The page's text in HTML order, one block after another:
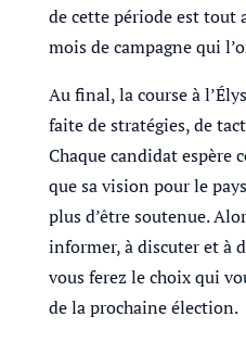
de cette période est tout
mois de campagne qui
Au final, la course à
faite de stratégies, de
Chaque candidat espère
que sa vision pour le
plus d’être soutenue.
informer, à discuter et à
vous ferez le choix qui
de la prochaine élection.